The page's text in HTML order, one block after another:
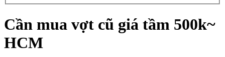
Cần mua vợt cũ giá tầm 500k~
HCM